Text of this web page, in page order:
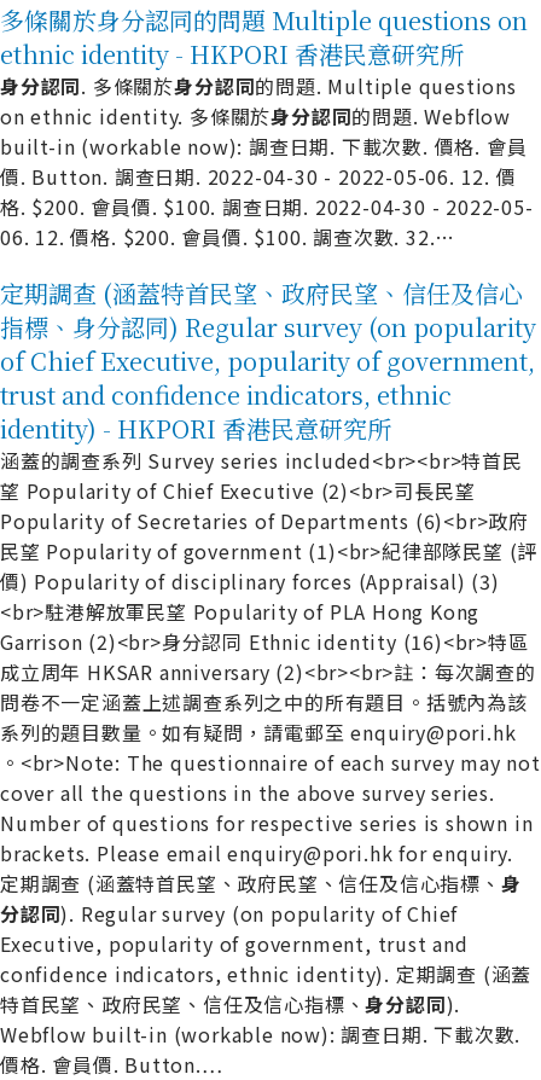
多條關於身分認同的問題 Multiple questions on
ethnic identity - HKPORI 香港民意研究所
身分認同. 多條關於身分認同的問題. Multiple questions
on ethnic identity. 多條關於身分認同的問題. Webflow
built-in (workable now): 調查日期. 下載次數. 價格. 會員
價. Button. 調查日期. 2022-04-30 - 2022-05-06. 12. 價
格. $200. 會員價. $100. 調查日期. 2022-04-30 - 2022-05-
06. 12. 價格. $200. 會員價. $100. 調查次數. 32.…
定期調查 (涵蓋特首民望、政府民望、信任及信心
指標、身分認同) Regular survey (on popularity
of Chief Executive, popularity of government,
trust and confidence indicators, ethnic
identity) - HKPORI 香港民意研究所
涵蓋的調查系列 Survey series included<br><br>特首民
望 Popularity of Chief Executive (2)<br>司長民望
Popularity of Secretaries of Departments (6)<br>政府
民望 Popularity of government (1)<br>紀律部隊民望 (評
價) Popularity of disciplinary forces (Appraisal) (3)
<br>駐港解放軍民望 Popularity of PLA Hong Kong
Garrison (2)<br>身分認同 Ethnic identity (16)<br>特區
成立周年 HKSAR anniversary (2)<br><br>註：每次調查的
問卷不一定涵蓋上述調查系列之中的所有題目。括號內為該
系列的題目數量。如有疑問，請電郵至 enquiry@pori.hk
。<br>Note: The questionnaire of each survey may not
cover all the questions in the above survey series.
Number of questions for respective series is shown in
brackets. Please email enquiry@pori.hk for enquiry.
定期調查 (涵蓋特首民望、政府民望、信任及信心指標、 身
分認同). Regular survey (on popularity of Chief
Executive, popularity of government, trust and
confidence indicators, ethnic identity). 定期調查 (涵蓋
特首民望、政府民望、信任及信心指標、身分認同).
Webflow built-in (workable now): 調查日期. 下載次數.
價格. 會員價. Button.…